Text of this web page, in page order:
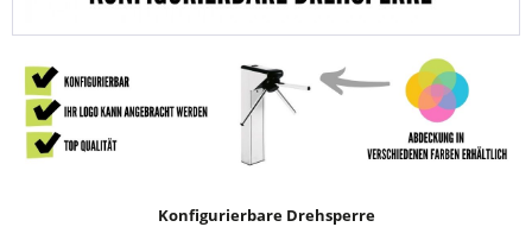
Konfigurierbare Drehsperre